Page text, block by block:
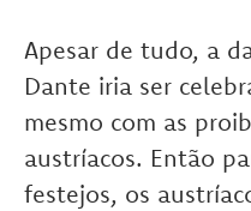
Apesar de tudo, a
Dante iria ser
mesmo com as
austríacos. Então
festejos, os